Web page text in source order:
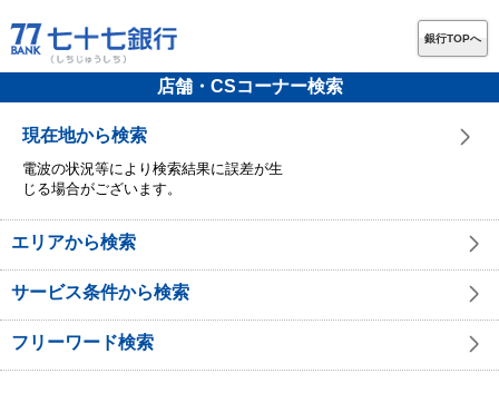
銀行TOPへ
店舗・CSコーナー検索
現在地から検索
電波の状況等により検索結果に誤差が生
じる場合がございます。
エリアから検索
サービス条件から検索
フリーワード検索